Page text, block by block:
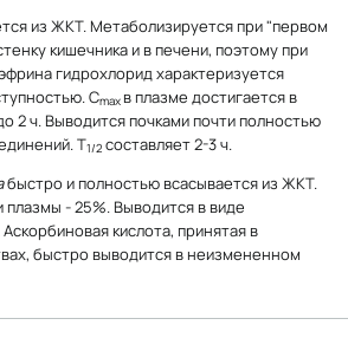
из ЖКТ. Метаболизируется при "первом
кишечника и в печени, поэтому при
гидрохлорид характеризуется
Cmax в плазме достигается в
2 ч. Выводится почками почти полностью
T1/2 составляет 2-3 ч.
быстро и полностью всасывается из ЖКТ.
- 25%. Выводится в виде
кислота, принятая в
быстро выводится в неизмененном